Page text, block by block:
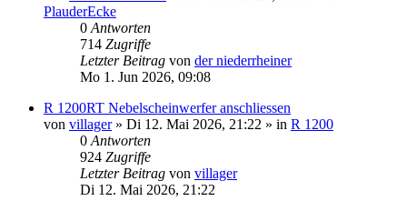
PlauderEcke
0 Antworten
714 Zugriffe
Letzter Beitrag von der niederrheiner
Mo 1. Jun 2026, 09:08
R 1200RT Nebelscheinwerfer anschliessen
von villager» Di 12. Mai 2026, 21:22 » in R 1200
0 Antworten
924 Zugriffe
Letzter Beitrag von villager
Di 12. Mai 2026, 21:22